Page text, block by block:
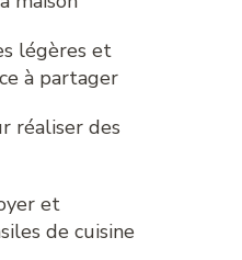
légères et
à partager
réaliser des
et
de cuisine